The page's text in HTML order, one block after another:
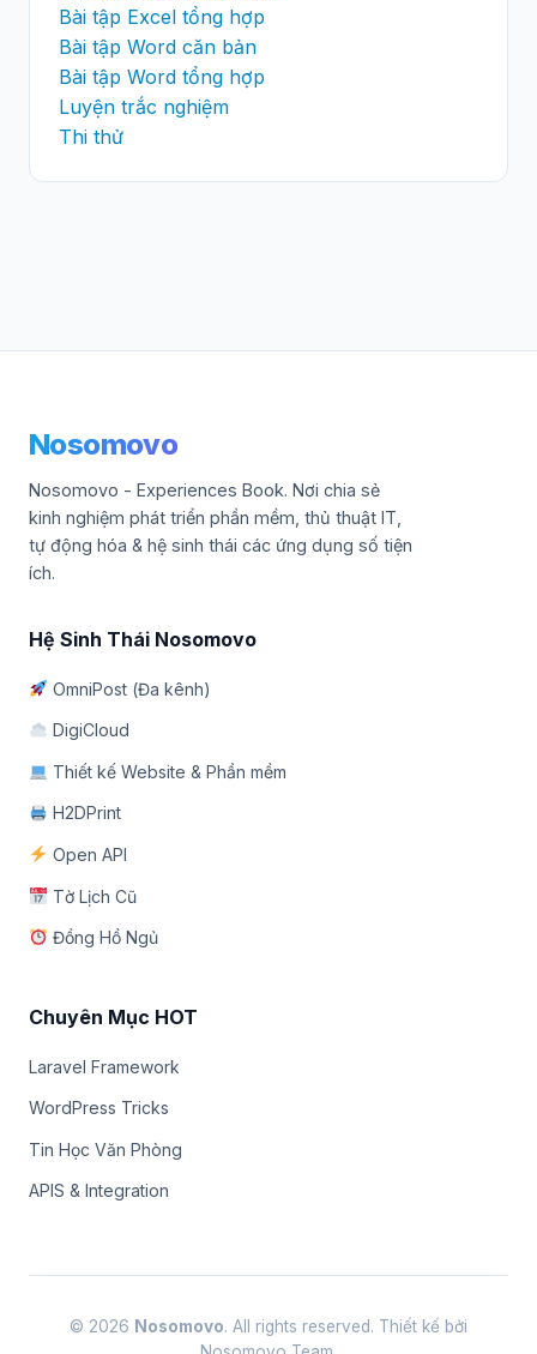
Bài tập Excel tổng hợp
Bài tập Word căn bản
Bài tập Word tổng hợp
Luyện trắc nghiệm
Thi thử
Nosomovo
Nosomovo - Experiences Book. Nơi chia sẻ
kinh nghiệm phát triển phần mềm, thủ thuật IT,
tự động hóa & hệ sinh thái các ứng dụng số tiện
ích.
Hệ Sinh Thái Nosomovo
OmniPost (Đa kênh)
DigiCloud
Thiết kế Website & Phần mềm
H2DPrint
Open API
Tờ Lịch Cũ
Đồng Hồ Ngủ
Chuyên Mục HOT
Laravel Framework
WordPress Tricks
Tin Học Văn Phòng
APIS & Integration
© 2026 Nosomovo. All rights reserved. Thiết kế bởi